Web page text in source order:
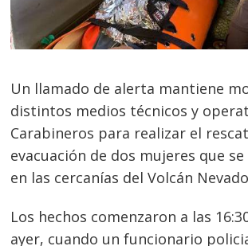
Un llamado de alerta mantiene
distintos medios técnicos y
Carabineros para realizar el
evacuación de dos mujeres que
en las cercanías del Volcán
Los hechos comenzaron a las
ayer, cuando un funcionario